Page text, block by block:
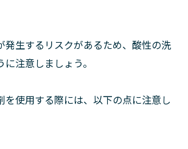
発生するリスクがあるため、酸性の洗
注意しましょう。
を使用する際には、以下の点に注意し